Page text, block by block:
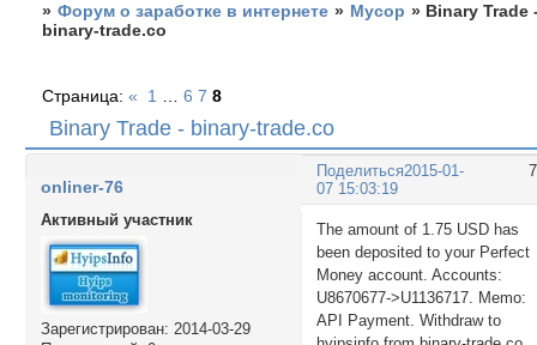
» Форум о заработке в интернете » Мусор » Binary Trade
binary-trade.co
Binary Trade - binary-trade.co
Страница:« 1 6 7 8
Поделиться2015-01-
07 15:03:19
onliner-76
Активный участник
Зарегистрирован: 2014-03-29
The amount of 1.75 USD has
been deposited to your Perfect
Money account. Accounts:
U8670677->U1136717. Memo:
API Payment. Withdraw to